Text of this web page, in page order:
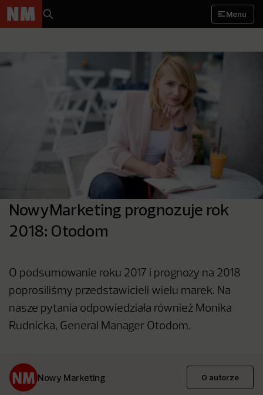
Menu
NowyMarketing prognozuje rok
2018: Otodom
O podsumowanie roku 2017 i prognozy na 2018
poprosiliśmy przedstawicieli wielu marek. Na
nasze pytania odpowiedziała również Monika
Rudnicka, General Manager Otodom.
Nowy Marketing O autorze